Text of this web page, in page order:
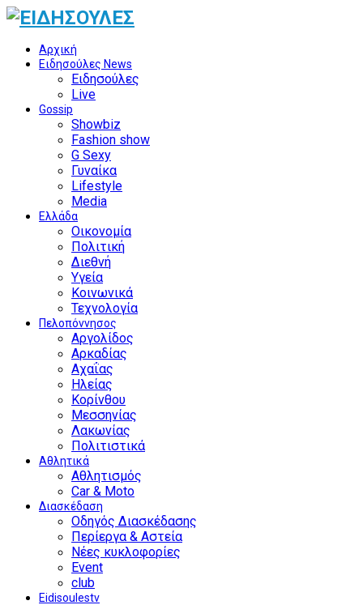
Αρχική
Ειδησούλες News
Ειδησούλες
Live
Gossip
Showbiz
Fashion show
G Sexy
Γυναίκα
Lifestyle
Media
Ελλάδα
Οικονομία
Πολιτική
Διεθνή
Υγεία
Κοινωνικά
Τεχνολογία
Πελοπόννησος
Αργολίδος
Αρκαδίας
Αχαΐας
Ηλείας
Κορίνθου
Μεσσηνίας
Λακωνίας
Πολιτιστικά
Αθλητικά
Αθλητισμός
Car & Moto
Διασκέδαση
Οδηγός Διασκέδασης
Περίεργα & Αστεία
Νέες κυκλοφορίες
Event
club
Eidisoulestv